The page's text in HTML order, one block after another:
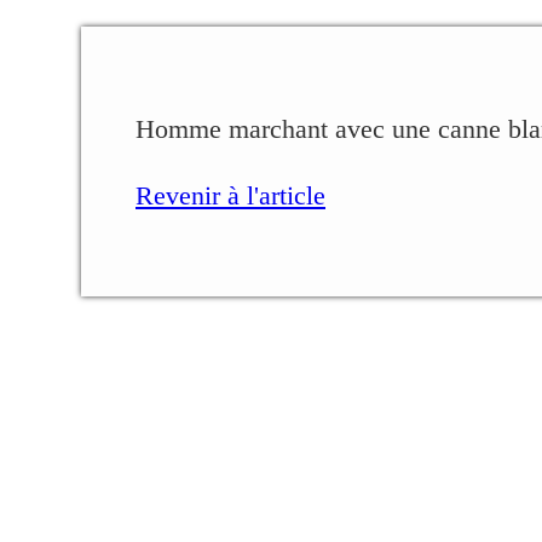
Homme marchant avec une canne
Revenir à l'article